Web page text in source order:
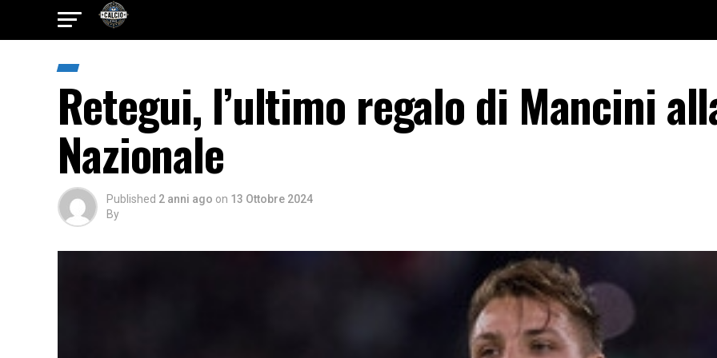
Retegui, l’ultimo regalo di Mancini
Nazionale
Published 2 anni ago on 13 Ottobre 2024
By